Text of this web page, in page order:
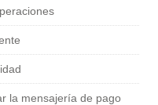
la mensajería de pago